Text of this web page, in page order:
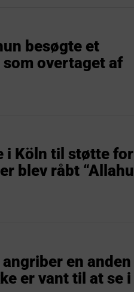
besøgte et
som overtaget af
i Köln til støtte for
blev råbt “Allahu
en anden
er vant til at se i